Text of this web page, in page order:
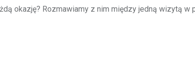
okazję? Rozmawiamy z nim między jedną wizytą w